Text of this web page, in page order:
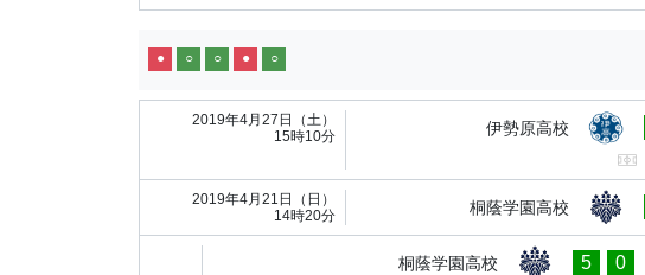
● ○ ○ ● ○
2019年4月27日（土）
15時10分
伊勢原高校
2019年4月21日（日）
14時20分
桐蔭学園高校
桐蔭学園高校 5 0